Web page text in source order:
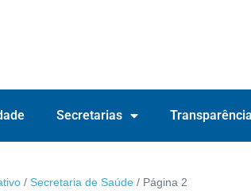
Secretarias Transparência
/ Secretaria de Saúde / Página 2